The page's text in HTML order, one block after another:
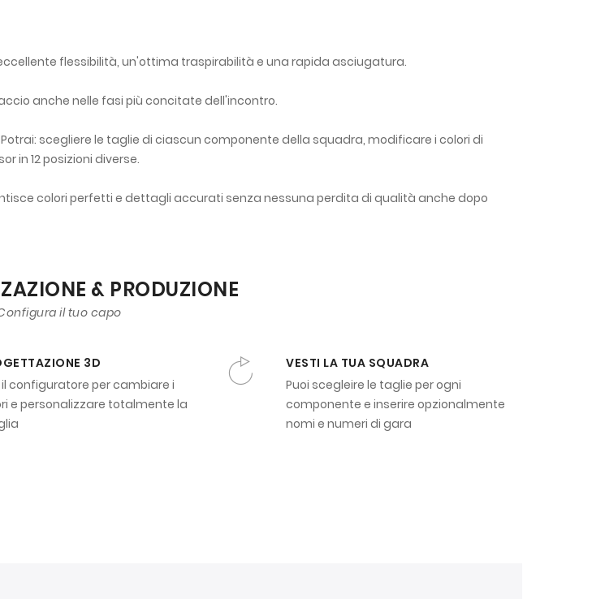
flessibilità, un'ottima traspirabilità e una rapida asciugatura.
anche nelle fasi più concitate dell'incontro.
scegliere le taglie di ciascun componente della squadra, modificare i colori di
in 12 posizioni diverse.
colori perfetti e dettagli accurati senza nessuna perdita di qualità anche dopo
& PRODUZIONE
il tuo capo
3D
il configuratore per cambiare i
e personalizzare totalmente la
VESTI LA TUA SQUADRA
Puoi scegleire le taglie per ogni
componente e inserire opzionalmente
nomi e numeri di gara